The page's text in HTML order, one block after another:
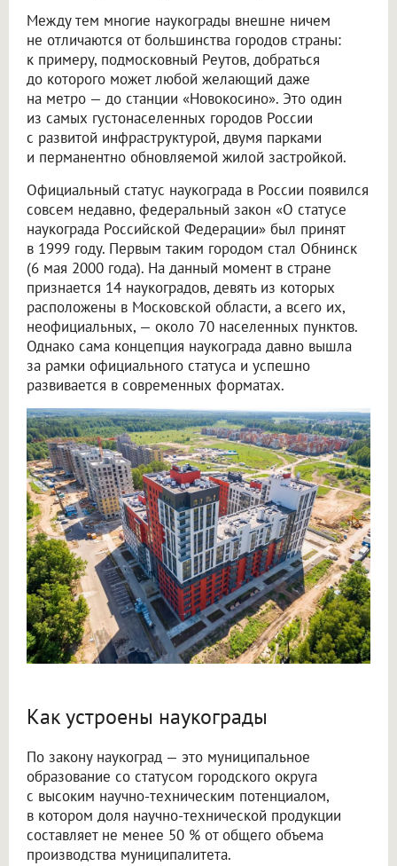
Между тем многие наукограды внешне ничем
не отличаются от большинства городов страны:
к примеру, подмосковный Реутов, добраться
до которого может любой желающий даже
на метро — до станции «Новокосино». Это один
из самых густонаселенных городов России
с развитой инфраструктурой, двумя парками
и перманентно обновляемой жилой застройкой.
Официальный статус наукограда в России появился
совсем недавно, федеральный закон «О статусе
наукограда Российской Федерации» был принят
в 1999 году. Первым таким городом стал Обнинск
(6 мая 2000 года). На данный момент в стране
признается 14 наукоградов, девять из которых
расположены в Московской области, а всего их,
неофициальных, — около 70 населенных пунктов.
Однако сама концепция наукограда давно вышла
за рамки официального статуса и успешно
развивается в современных форматах.
Как устроены наукограды
По закону наукоград — это муниципальное
образование со статусом городского округа
с высоким научно-техническим потенциалом,
в котором доля научно-технической продукции
составляет не менее 50 % от общего объема
производства муниципалитета.